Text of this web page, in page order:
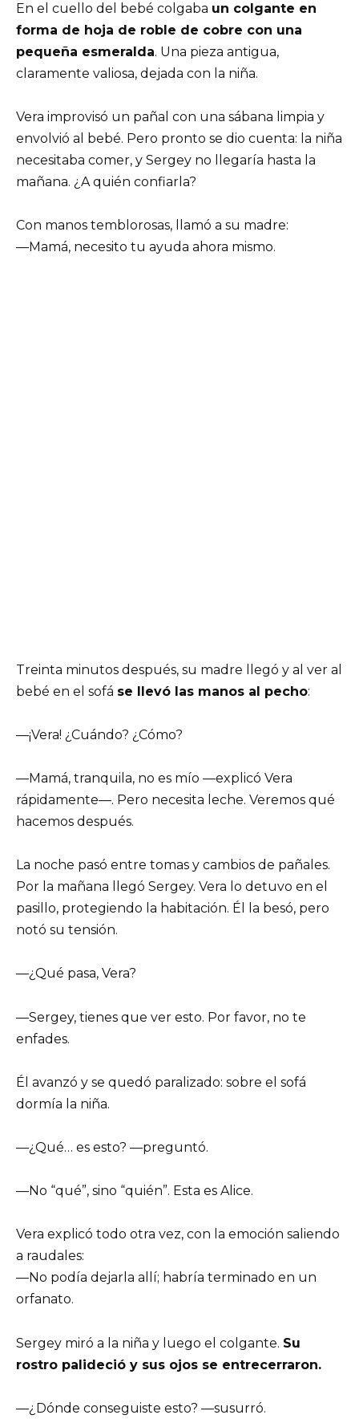
En el cuello del bebé colgaba un colgante en
forma de hoja de roble de cobre con una
pequeña esmeralda. Una pieza antigua,
claramente valiosa, dejada con la niña.
Vera improvisó un pañal con una sábana limpia y
envolvió al bebé. Pero pronto se dio cuenta: la niña
necesitaba comer, y Sergey no llegaría hasta la
mañana. ¿A quién confiarla?
Con manos temblorosas, llamó a su madre:
—Mamá, necesito tu ayuda ahora mismo.
Treinta minutos después, su madre llegó y al ver al
bebé en el sofá se llevó las manos al pecho:
—¡Vera! ¿Cuándo? ¿Cómo?
—Mamá, tranquila, no es mío —explicó Vera
rápidamente—. Pero necesita leche. Veremos qué
hacemos después.
La noche pasó entre tomas y cambios de pañales.
Por la mañana llegó Sergey. Vera lo detuvo en el
pasillo, protegiendo la habitación. Él la besó, pero
notó su tensión.
—¿Qué pasa, Vera?
—Sergey, tienes que ver esto. Por favor, no te
enfades.
Él avanzó y se quedó paralizado: sobre el sofá
dormía la niña.
—¿Qué… es esto? —preguntó.
—No “qué”, sino “quién”. Esta es Alice.
Vera explicó todo otra vez, con la emoción saliendo
a raudales:
—No podía dejarla allí; habría terminado en un
orfanato.
Sergey miró a la niña y luego el colgante. Su
rostro palideció y sus ojos se entrecerraron.
—¿Dónde conseguiste esto? —susurró.